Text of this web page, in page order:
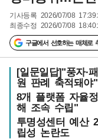
기사등록 2026/07/08
최종수정 2026/07/08
구글에서 선호하는 매체로
[일문일답]"풍자·
원 판례 축적돼야"
8개 플랫폼 자율
해 조속 수립"
투명성센터 예산
립성 논란도